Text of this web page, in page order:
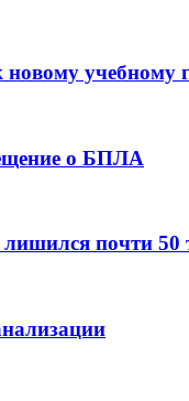
новому учебному
о БПЛА
почти 50